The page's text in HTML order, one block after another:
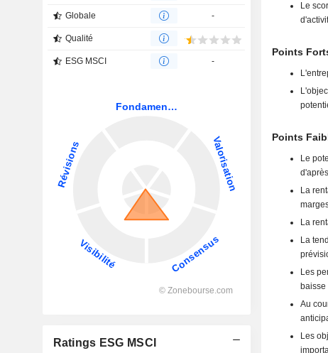
Globale -
Qualité
ESG MSCI -
Ratings ESG MSCI
Le
Points
Points
Le
La
La
La
Les
baisse
Au
Les